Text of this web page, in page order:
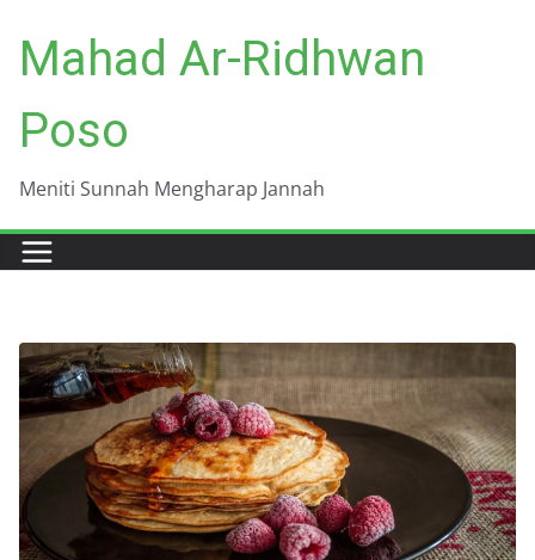
content
Mahad Ar-Ridhwan
Poso
Meniti Sunnah Mengharap Jannah